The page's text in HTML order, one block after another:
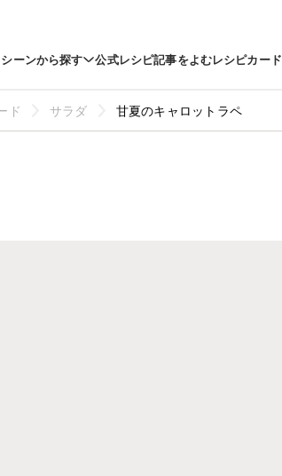
ーンから探す 公式レシピ記事をよむレシピカード
ド サラダ 甘夏のキャロットラペ